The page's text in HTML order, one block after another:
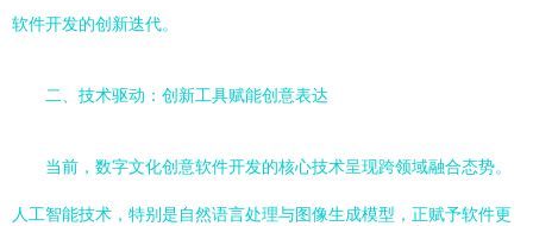
软件开发的创新迭代。
二、技术驱动：创新工具赋能创意表达
当前，数字文化创意软件开发的核心技术呈现跨领域融合态势。
人工智能技术，特别是自然语言处理与图像生成模型，正赋予软件更